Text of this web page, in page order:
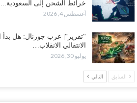
تُصعّد الحصار على اليمنيين.. وقرار
من تعميد الشهادات يشعل غضباً واسعاً..!
يشغل خصومه بمعارك التعيينات.. وتحركات
على ملفات المال والنفط..!
خرائط الشحن إلى
أغسطس 4, 2026
“تقرير“| عرب جورنال: هل
الانتقالي الانقلاب…
يوليو 30, 2026
السابق التالي